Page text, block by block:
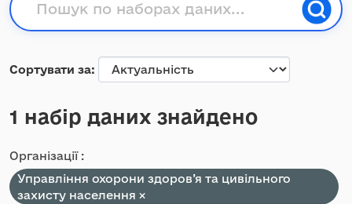
Сортувати за
1 набір даних знайдено
Організації :
Управління охорони здоров’я та цивільного
захисту населення